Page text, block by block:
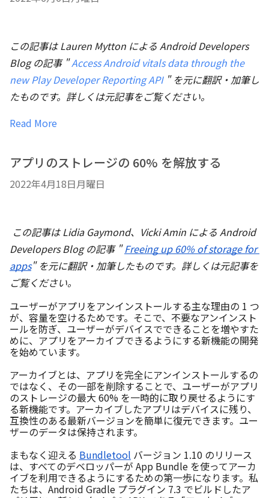
この記事は Lauren Mytton による Android Developers
Blog の記事 "Access Android vitals data through the
new Play Developer Reporting API " を元に翻訳・加筆し
たものです。詳しくは元記事をご覧ください。
Read More
アプリのストレージの 60% を解放する
2022年4月18日月曜日
この記事は Lidia Gaymond、Vicki Amin による Android
Developers Blog の記事 " Freeing up 60% of storage for
apps" を元に翻訳・加筆したものです。詳しくは元記事を
ご覧ください。
ユーザーがアプリをアンインストールする主な理由の 1 つ
が、容量を空けるためです。そこで、不要なアンインスト
ールを防ぎ、ユーザーがデバイスでできることを増やすた
めに、アプリをアーカイブできるようにする新機能の開発
を始めています。
アーカイブとは、アプリを完全にアンインストールするの
ではなく、その一部を削除することで、ユーザーがアプリ
のストレージの最大 60% を一時的に取り戻せるようにす
る新機能です。アーカイブしたアプリはデバイスに残り、
互換性のある最新バージョンを簡単に復元できます。ユー
ザーのデータは保持されます。
まもなく迎える Bundletool バージョン 1.10 のリリース
は、すべてのデベロッパーが App Bundle を使ってアーカ
イブを利用できるようにするための第一歩になります。私
たちは、Android Gradle プラグイン 7.3 でビルドしたア